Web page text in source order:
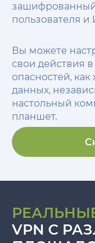
зашифрованный
пользователя и
Вы можете
свои действия
опасностей,
данных,
настольный
планшет.
VPN С